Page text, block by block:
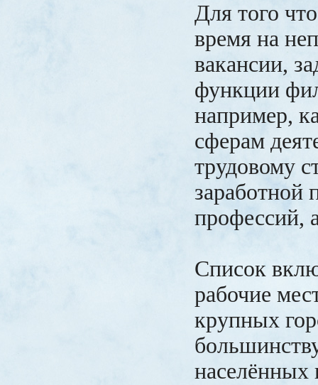
Для того
время на
вакансии,
функции
например,
сферам
трудовому
заработной
профессий,
Список
рабочие
крупных
населённых